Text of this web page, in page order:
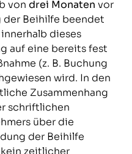
von drei Monaten vor
der Beihilfe beendet
dieses
auf eine bereits fest
(z. B. Buchung
wird. In den
Zusammenhang
schriftlichen
über die
der Beihilfe
zeitlicher